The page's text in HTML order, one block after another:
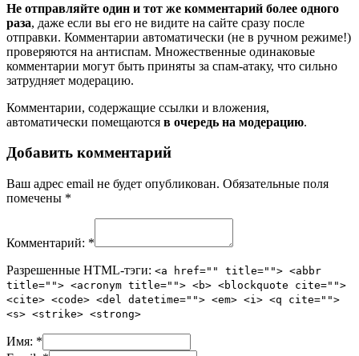
Не отправляйте один и тот же комментарий более одного
раза, даже если вы его не видите на сайте сразу после
отправки. Комментарии автоматически (не в ручном режиме!)
проверяются на антиспам. Множественные одинаковые
комментарии могут быть приняты за спам-атаку, что сильно
затрудняет модерацию.
Комментарии, содержащие ссылки и вложения,
автоматически помещаются в очередь на модерацию.
Добавить комментарий
Ваш адрес email не будет опубликован. Обязательные поля
помечены *
Комментарий: *
Разрешенные HTML-тэги: <a href="" title=""> <abbr
title=""> <acronym title=""> <b> <blockquote cite="">
<cite> <code> <del datetime=""> <em> <i> <q cite="">
<s> <strike> <strong>
Имя: *